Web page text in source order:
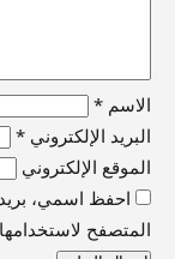
الاسم *
البريد الإلكتروني *
الموقع الإلكتروني
احفظ اسمي،
المتصفح